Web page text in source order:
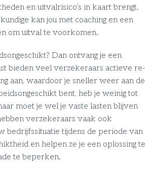
en uitvalrisico’s in kaart brengt.
kan jou met coaching en een
om uitval te voorkomen.
Dan ontvang je een
bieden veel verzekeraars actieve re-
aan, waardoor je sneller weer aan de
bent, heb je weinig tot
moet je wel je vaste lasten blijven
verzekeraars vaak ook
bedrijfssituatie tijdens de periode van
en helpen ze je een oplossing te
te beperken.